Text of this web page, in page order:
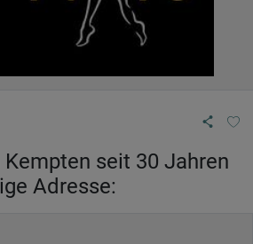
seit 30 Jahren
Adresse: